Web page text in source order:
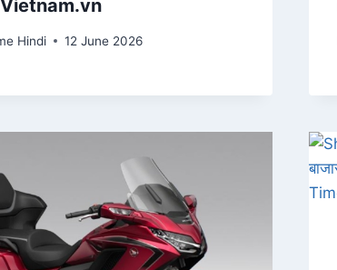
Vietnam.vn
Hindi 12 June 2026